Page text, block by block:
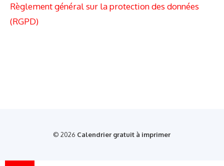
Règlement général sur la protection des données
(RGPD)
© 2026 Calendrier gratuit à imprimer